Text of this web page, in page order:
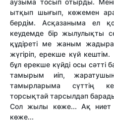
аузыма тосып отырды.
ытқып шығып, көжемен
бердім. Асқазаныма ел
кеудемде бір жылулықты
құдіреті ме жаным
жүгіріп, ерекше күй
бұл ерекше күйді осы сәтті
тамырым иіп,
тамырларыма сүттің
торсықтай тарсылдап
Сол жылы көже... Ақ ниет
көже...